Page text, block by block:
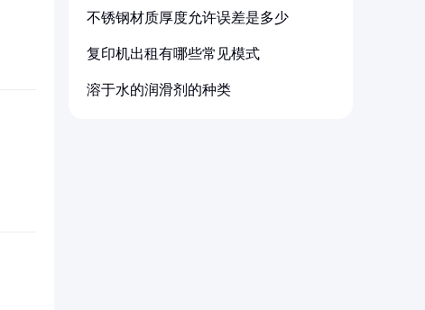
不锈钢材质厚度允许误差是多少
复印机出租有哪些常见模式
溶于水的润滑剂的种类